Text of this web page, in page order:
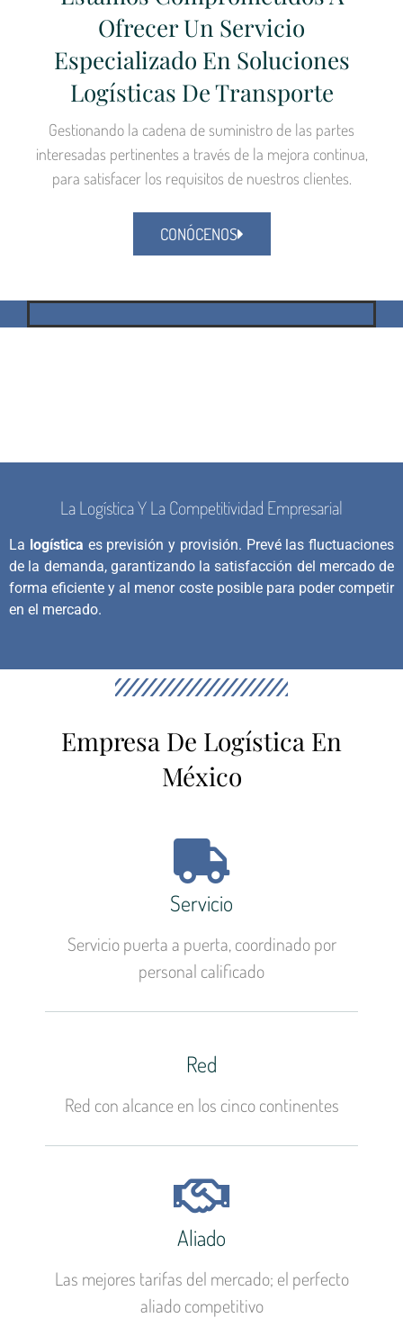
Ofrecer Un Servicio
Especializado En Soluciones
Logísticas De Transporte
Gestionando la cadena de suministro de las partes
interesadas pertinentes a través de la mejora continua,
para satisfacer los requisitos de nuestros clientes.
CONÓCENOS
La Logística Y La Competitividad Empresarial
La logística es previsión y provisión. Prevé las fluctuaciones
de la demanda, garantizando la satisfacción del mercado de
forma eficiente y al menor coste posible para poder competir
en el mercado.
Empresa De Logística En
México
Servicio
Servicio puerta a puerta, coordinado por
personal calificado
Red
Red con alcance en los cinco continentes
Aliado
Las mejores tarifas del mercado; el perfecto
aliado competitivo